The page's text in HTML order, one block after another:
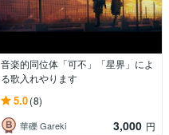
音楽的同位体「可不」「星界」によ
る歌入れやります
5.0(8)
華礫 Gareki 3,000 円